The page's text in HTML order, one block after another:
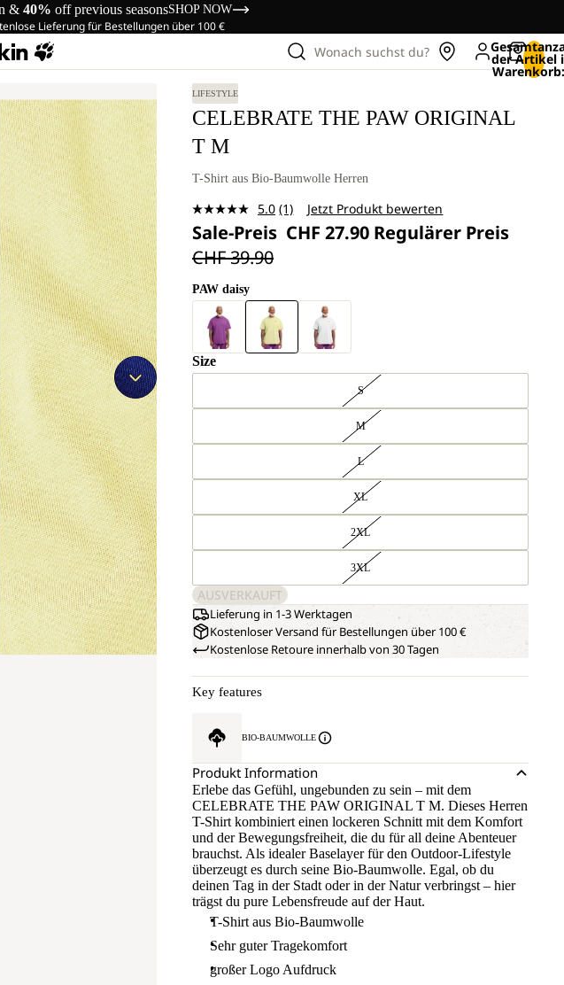
& 40% off previous seasonsSHOP NOW
Lieferung für Bestellungen über 100 €
Wonach suchst du? der Artikel
LIFESTYLE
CELEBRATE THE PAW ORIGINAL
T M
T-Shirt aus Bio-Baumwolle Herren
5.0 Bewertung
lesen.
Link
(1) Jetzt Produkt bewerten
Sale-Preis CHF 27.90 Regulärer Preis
CHF 39.90
PAW daisy
Size
S
M
L
XL
2XL
3XL
AUSVERKAUFT
Lieferung in 1-3 Werktagen
Kostenloser Versand für Bestellungen über 100 €
Kostenlose Retoure innerhalb von 30 Tagen
Key features
BIO-BAUMWOLLE
Produkt Information
Erlebe das Gefühl, ungebunden zu sein – mit dem
CELEBRATE THE PAW ORIGINAL T M. Dieses Herren
T-Shirt kombiniert einen lockeren Schnitt mit dem Komfort
und der Bewegungsfreiheit, die du für all deine Abenteuer
brauchst. Als idealer Baselayer für den Outdoor-Lifestyle
überzeugt es durch seine Bio-Baumwolle. Egal, ob du
deinen Tag in der Stadt oder in der Natur verbringst – hier
trägst du pure Lebensfreude auf der Haut.
T-Shirt aus Bio-Baumwolle
Sehr guter Tragekomfort
großer Logo Aufdruck